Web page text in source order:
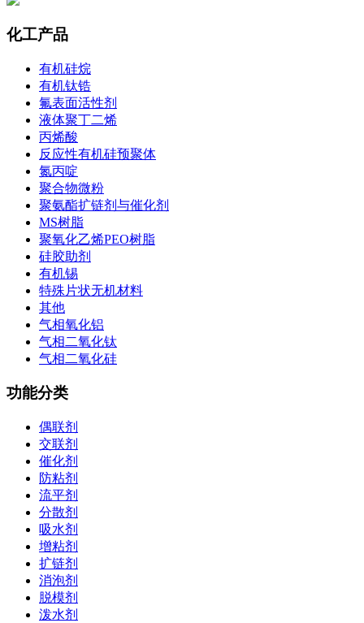
化工产品
有机硅烷
有机钛锆
氟表面活性剂
液体聚丁二烯
丙烯酸
反应性有机硅预聚体
氮丙啶
聚合物微粉
聚氨酯扩链剂与催化剂
MS树脂
聚氧化乙烯PEO树脂
硅胶助剂
有机锡
特殊片状无机材料
其他
气相氧化铝
气相二氧化钛
气相二氧化硅
功能分类
偶联剂
交联剂
催化剂
防粘剂
流平剂
分散剂
吸水剂
增粘剂
扩链剂
消泡剂
脱模剂
泼水剂